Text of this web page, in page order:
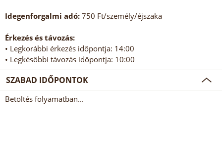
Idegenforgalmi adó: 750 Ft/személy/éjszaka
Érkezés és távozás:
• Legkorábbi érkezés időpontja: 14:00
• Legkésőbbi távozás időpontja: 10:00
SZABAD IDŐPONTOK
Betöltés folyamatban...